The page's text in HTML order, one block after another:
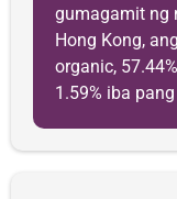
gumagamit ng
Hong Kong,
organic,
1.59% iba